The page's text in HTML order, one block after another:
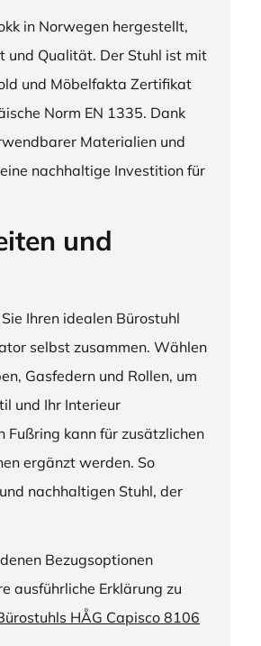
in Norwegen hergestellt,
und Qualität. Der Stuhl ist mit
und Möbelfakta Zertifikat
Norm EN 1335. Dank
Materialien und
nachhaltige Investition für
und
Ihren idealen Bürostuhl
selbst zusammen. Wählen
Gasfedern und Rollen, um
und Ihr Interieur
Fußring kann für zusätzlichen
ergänzt werden. So
nachhaltigen Stuhl, der
Bezugsoptionen
ausführliche Erklärung zu
HÅG Capisco 8106